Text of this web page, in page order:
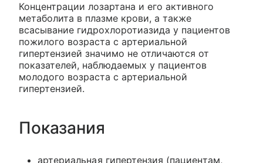
Концентрации лозартана и его активного
метаболита в плазме крови, а также
всасывание гидрохлоротиазида у пациентов
пожилого возраста с артериальной
гипертензией значимо не отличаются от
показателей, наблюдаемых у пациентов
молодого возраста с артериальной
гипертензией.
Показания
артериальная гипертензия (пациентам,